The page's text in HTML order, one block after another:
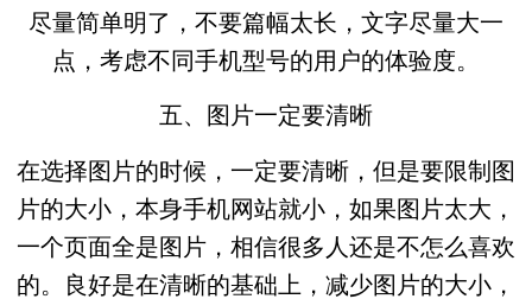
尽量简单明了，不要篇幅太长，文字尽量大一
点，考虑不同手机型号的用户的体验度。
五、图片一定要清晰
在选择图片的时候，一定要清晰，但是要限制图
片的大小，本身手机网站就小，如果图片太大，
一个页面全是图片，相信很多人还是不怎么喜欢
的。良好是在清晰的基础上，减少图片的大小，